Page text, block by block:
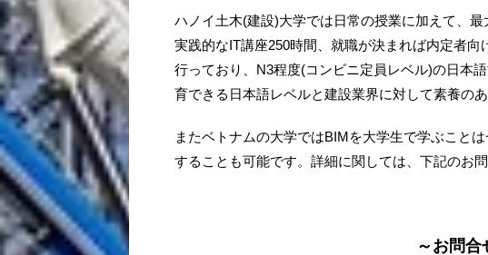
ている、ベトナム建設系トップの大学です。